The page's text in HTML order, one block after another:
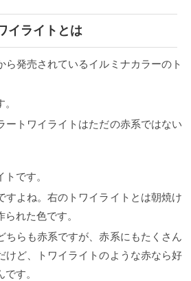
イライトとは
ら発売されているイルミナカラーのト
ートワイライトはただの赤系ではない
です。
すよね。右のトワイライトとは朝焼け
れた色です。
ちらも赤系ですが、赤系にもたくさん
けど、トワイライトのような赤なら好
す。